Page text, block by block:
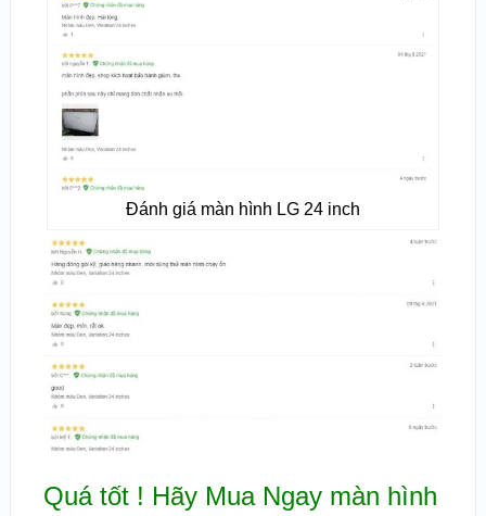
Đánh giá màn hình LG 24 inch
Quá tốt ! Hãy Mua Ngay màn hình